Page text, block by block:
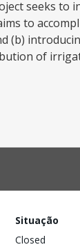
seeks to
to
(b)
of
Situação
Closed